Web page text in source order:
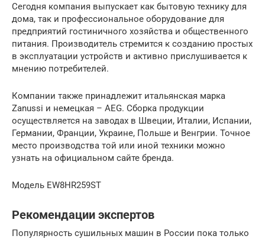
Сегодня компания выпускает как бытовую технику для
дома, так и профессиональное оборудование для
предприятий гостиничного хозяйства и общественного
питания. Производитель стремится к созданию простых
в эксплуатации устройств и активно прислушивается к
мнению потребителей.
Компании также принадлежит итальянская марка
Zanussi и немецкая – AEG. Сборка продукции
осуществляется на заводах в Швеции, Италии, Испании,
Германии, Франции, Украине, Польше и Венгрии. Точное
место производства той или иной техники можно
узнать на официальном сайте бренда.
Модель EW8HR259ST
Рекомендации экспертов
Популярность сушильных машин в России пока только